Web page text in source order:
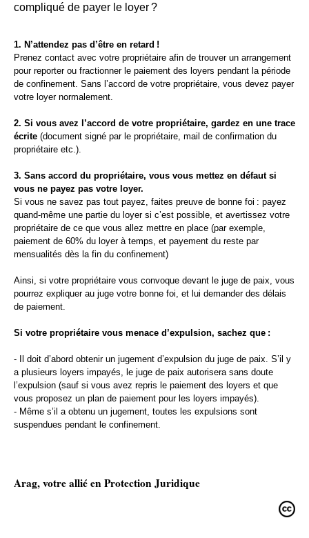
compliqué de payer le loyer ?
1. N’attendez pas d’être en retard !
Prenez contact avec votre propriétaire afin de trouver un arrangement
pour reporter ou fractionner le paiement des loyers pendant la période
de confinement. Sans l’accord de votre propriétaire, vous devez payer
votre loyer normalement.
2. Si vous avez l’accord de votre propriétaire, gardez en une trace
écrite (document signé par le propriétaire, mail de confirmation du
propriétaire etc.).
3. Sans accord du propriétaire, vous vous mettez en défaut si
vous ne payez pas votre loyer.
Si vous ne savez pas tout payez, faites preuve de bonne foi : payez
quand-même une partie du loyer si c’est possible, et avertissez votre
propriétaire de ce que vous allez mettre en place (par exemple,
paiement de 60% du loyer à temps, et payement du reste par
mensualités dès la fin du confinement)
Ainsi, si votre propriétaire vous convoque devant le juge de paix, vous
pourrez expliquer au juge votre bonne foi, et lui demander des délais
de paiement.
Si votre propriétaire vous menace d’expulsion, sachez que :
- Il doit d’abord obtenir un jugement d’expulsion du juge de paix. S’il y
a plusieurs loyers impayés, le juge de paix autorisera sans doute
l’expulsion (sauf si vous avez repris le paiement des loyers et que
vous proposez un plan de paiement pour les loyers impayés).
- Même s’il a obtenu un jugement, toutes les expulsions sont
suspendues pendant le confinement.
Arag, votre allié en Protection Juridique